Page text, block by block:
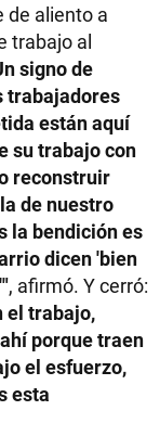
de aliento a
trabajo al
signo de
trabajadores
están aquí
su trabajo con
reconstruir
de nuestro
la bendición es
dicen 'bien
, afirmó. Y cerró:
el trabajo,
porque traen
el esfuerzo,
esta